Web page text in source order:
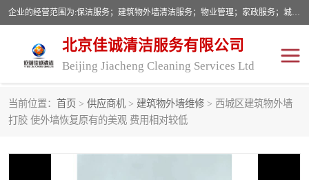
企业的经营范围为:保洁服务；建筑物外墙清洁服务；物业管理；家政服务；城市园林绿化；劳务分包；技术开发、技术转让、技术服务；销售保洁设备、卫生用品、化工产品（不含危险化学品及一类易制毒化学品）、日用品、办公设备、建筑材料、装饰材料；图文设计；清洁服务（不含餐具消毒）；中央空调维修；工程设计；施工总承包；专业承包。
北京佳诚清洁服务有限公司
Beijing Jiacheng Cleaning Services Ltd
当前位置： 首页 > 供应商机 > 建筑物外墙维修 > 西城区建筑物外墙
打胶 使外墙恢复原有的美观 费用相对较低
外墙清洗 开荒保洁
开荒保洁 保洁服务